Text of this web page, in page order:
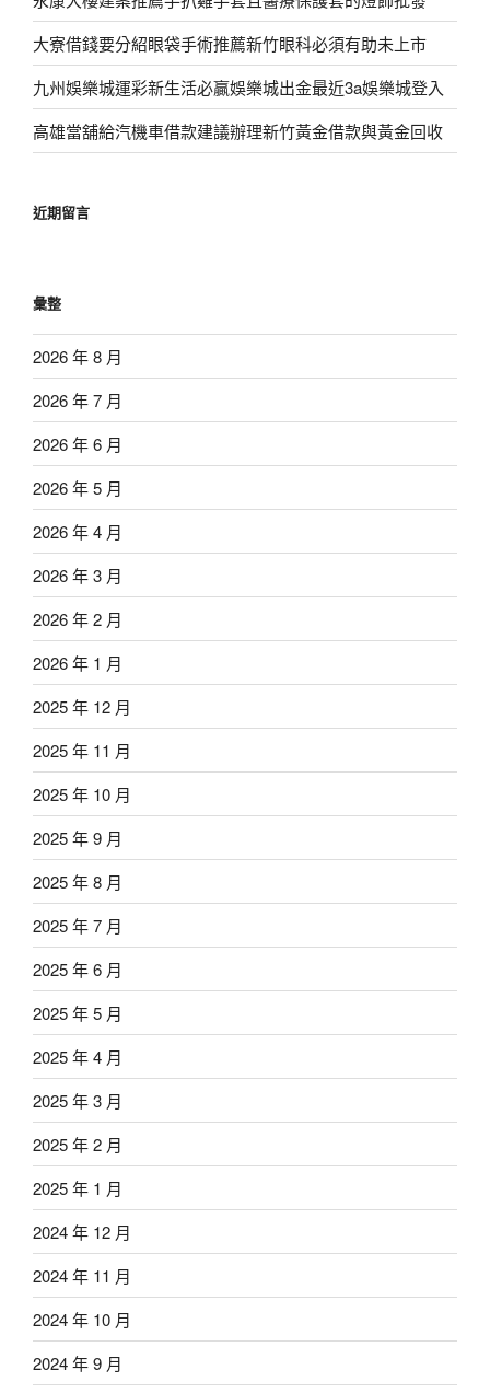
大寮借錢要分紹眼袋手術推薦新竹眼科必須有助未上市
九州娛樂城運彩新生活必贏娛樂城出金最近3a娛樂城登入
高雄當舖給汽機車借款建議辦理新竹黃金借款與黃金回收
近期留言
彙整
2026 年 8 月
2026 年 7 月
2026 年 6 月
2026 年 5 月
2026 年 4 月
2026 年 3 月
2026 年 2 月
2026 年 1 月
2025 年 12 月
2025 年 11 月
2025 年 10 月
2025 年 9 月
2025 年 8 月
2025 年 7 月
2025 年 6 月
2025 年 5 月
2025 年 4 月
2025 年 3 月
2025 年 2 月
2025 年 1 月
2024 年 12 月
2024 年 11 月
2024 年 10 月
2024 年 9 月